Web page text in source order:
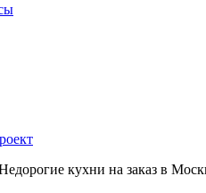
кухни на заказ в